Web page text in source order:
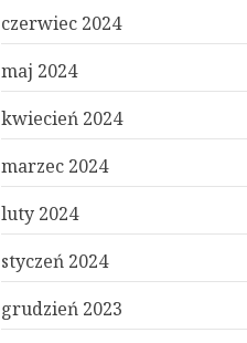
czerwiec 2024
maj 2024
kwiecień 2024
marzec 2024
luty 2024
styczeń 2024
grudzień 2023